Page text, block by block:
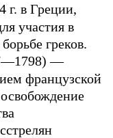
г. в Греции,
участия в
греков.
—
французской